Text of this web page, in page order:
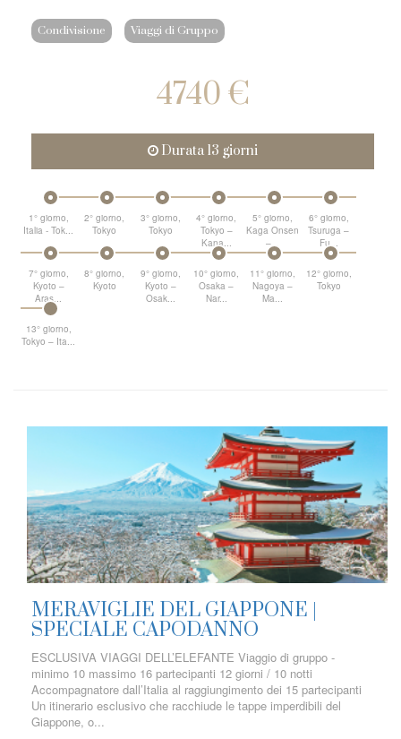
Condivisione Viaggi di Gruppo
4740 €
Durata 13 giorni
1° giorno,
Italia - Tok...
2° giorno,
Tokyo
3° giorno,
Tokyo
4° giorno,
Tokyo –
Kana...
5° giorno,
Kaga Onsen
–...
6° giorno,
Tsuruga –
Fu...
7° giorno,
Kyoto –
Aras...
8° giorno,
Kyoto
9° giorno,
Kyoto –
Osak...
10° giorno,
Osaka –
Nar...
11° giorno,
Nagoya –
Ma...
12° giorno,
Tokyo
13° giorno,
Tokyo – Ita...
MERAVIGLIE DEL GIAPPONE |
SPECIALE CAPODANNO
ESCLUSIVA VIAGGI DELL’ELEFANTE Viaggio di gruppo -
minimo 10 massimo 16 partecipanti 12 giorni / 10 notti
Accompagnatore dall’Italia al raggiungimento dei 15 partecipanti
Un itinerario esclusivo che racchiude le tappe imperdibili del
Giappone, o...